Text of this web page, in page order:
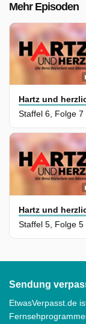
Mehr Episoden
Hartz und
Hartz und
Sendung
EtwasVerpasst.de